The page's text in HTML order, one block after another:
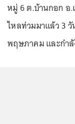
หมู่ 6 ต.บ้านกอก อ.
ไหลท่วมมาแล้ว 3
พฤษภาคม และกำ